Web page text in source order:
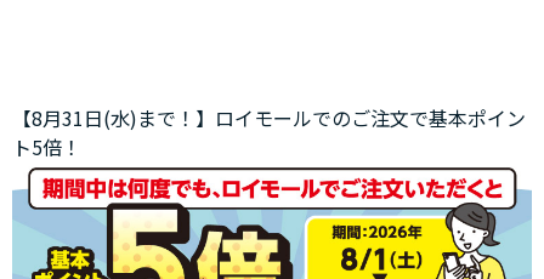
【8月31日(水)まで！】ロイモールでのご注文で基本ポイン
ト5倍！